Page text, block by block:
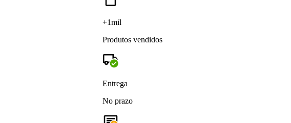
+1mil
Produtos vendidos
Entrega
No prazo